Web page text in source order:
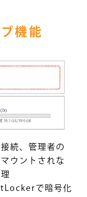
機能
続、管理者の
ウントされな
で暗号化